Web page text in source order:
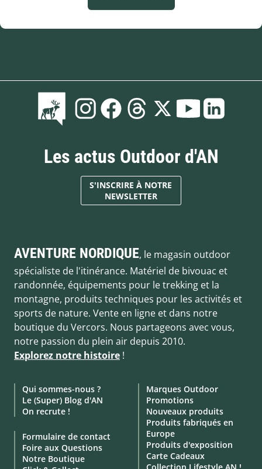
Les actus Outdoor d'AN
S'INSCRIRE À NOTRE
NEWSLETTER
AVENTURE NORDIQUE, le magasin outdoor
spécialiste de l'itinérance. Matériel de bivouac et
randonnée, équipements pour le trekking et la
montagne, produits techniques pour les activités et
sports de nature. Vente en ligne et dans notre
boutique du Vercors. Nous partageons avec vous,
notre passion du plein air depuis 2010.
Explorez notre histoire !
Qui sommes-nous ?
Le (Super) Blog d'AN
On recrute !
Formulaire de contact
Foire aux Questions
Notre Boutique
Marques Outdoor
Promotions
Nouveaux produits
Produits fabriqués en
Europe
Produits d'exposition
Carte Cadeaux
Collection Lifestyle AN !